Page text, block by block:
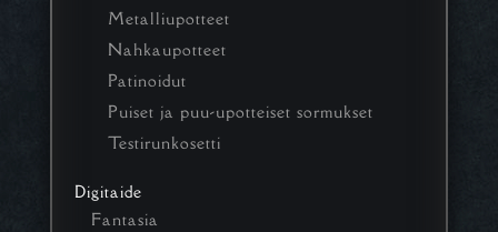
Metalliupotteet
Nahkaupotteet
Patinoidut
Puiset ja puu-upotteiset sormukset
Testirunkosetti
Digitaide
Fantasia